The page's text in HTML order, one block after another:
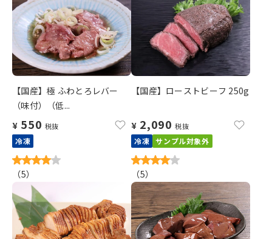
【国産】極 ふわとろレバー
（味付）（低...
¥ 550 税抜
冷凍
（5）
【国産】ローストビーフ 250g
¥ 2,090 税抜
冷凍 サンプル対象外
（5）